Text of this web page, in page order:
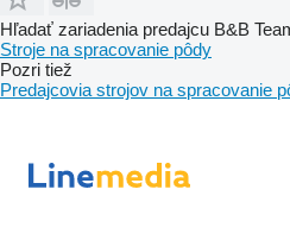
Hľadať zariadenia predajcu B&B
Stroje na spracovanie pôdy
Pozri tiež
Predajcovia strojov na spracovanie